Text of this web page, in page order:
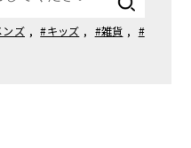
ンズ , #キッズ , #雑貨 , #